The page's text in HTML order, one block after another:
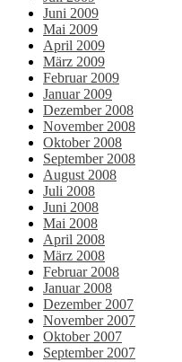
Juni 2009
Mai 2009
April 2009
März 2009
Februar 2009
Januar 2009
Dezember 2008
November 2008
Oktober 2008
September 2008
August 2008
Juli 2008
Juni 2008
Mai 2008
April 2008
März 2008
Februar 2008
Januar 2008
Dezember 2007
November 2007
Oktober 2007
September 2007